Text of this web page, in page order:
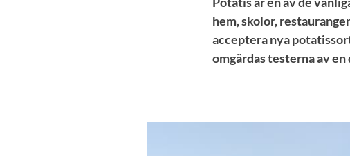
hem, skolor,
acceptera nya
omgärdas testerna av